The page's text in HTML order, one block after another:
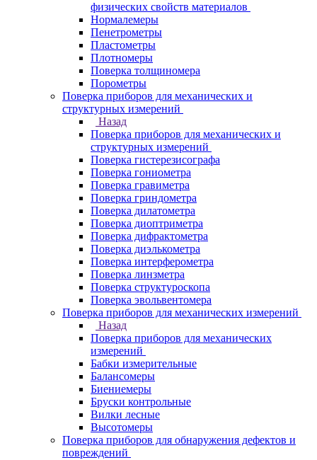
физических свойств материалов
Нормалемеры
Пенетрометры
Пластометры
Плотномеры
Поверка толщиномера
Порометры
Поверка приборов для механических и
структурных измерений
Назад
Поверка приборов для механических и
структурных измерений
Поверка гистерезисографа
Поверка гониометра
Поверка гравиметра
Поверка гриндометра
Поверка дилатометра
Поверка диоптриметра
Поверка дифрактометра
Поверка диэлькометра
Поверка интерферометра
Поверка линзметра
Поверка структуроскопа
Поверка эвольвентомера
Поверка приборов для механических измерений
Назад
Поверка приборов для механических
измерений
Бабки измерительные
Балансомеры
Биениемеры
Бруски контрольные
Вилки лесные
Высотомеры
Поверка приборов для обнаружения дефектов и
повреждений